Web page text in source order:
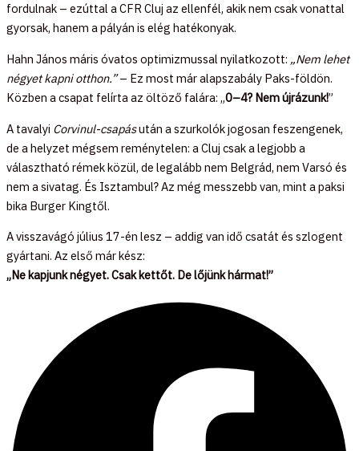
fordulnak – ezúttal a CFR Cluj az ellenfél, akik nem csak vonattal
gyorsak, hanem a pályán is elég hatékonyak.
Hahn János máris óvatos optimizmussal nyilatkozott: „Nem lehet
négyet kapni otthon.”– Ez most már alapszabály Paks-földön.
Közben a csapat felírta az öltöző falára: „0–4? Nem újrázunk!”
A tavalyi Corvinul-csapásután a szurkolók jogosan feszengenek,
de a helyzet mégsem reménytelen: a Cluj csak a legjobb a
választható rémek közül, de legalább nem Belgrád, nem Varsó és
nem a sivatag. És Isztambul? Az még messzebb van, mint a paksi
bika Burger Kingtől.
A visszavágó július 17-én lesz – addig van idő csatát és szlogent
gyártani. Az első már kész:
„Ne kapjunk négyet. Csak kettőt. De lőjünk hármat!”